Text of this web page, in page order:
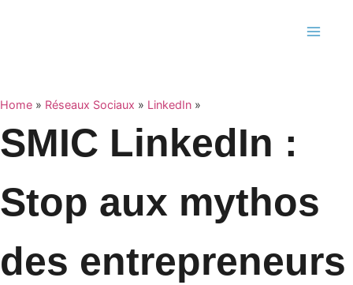
Home » Réseaux Sociaux » LinkedIn »
SMIC LinkedIn :
Stop aux mythos
des entrepreneurs